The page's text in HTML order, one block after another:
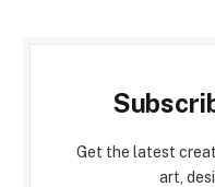
Get the latest
art,